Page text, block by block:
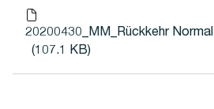
20200430_MM_Rückkehr
(107.1 KB)